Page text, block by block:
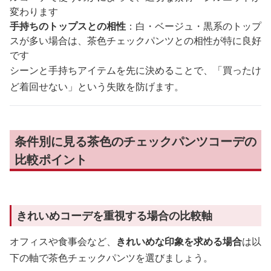
変わります
手持ちのトップスとの相性 ：白・ベージュ・黒系のトップ
スが多い場合は、茶色チェックパンツとの相性が特に良好
です
シーンと手持ちアイテムを先に決めることで、「買ったけ
ど着回せない」という失敗を防げます。
条件別に見る茶色のチェックパンツコーデの
比較ポイント
きれいめコーデを重視する場合の比較軸
オフィスや食事会など、 きれいめな印象を求める場合は以
下の軸で茶色チェックパンツを選びましょう。